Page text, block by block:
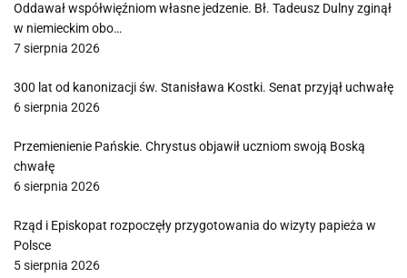
Oddawał współwięźniom własne jedzenie. Bł. Tadeusz Dulny zginął
w niemieckim obo…
7 sierpnia 2026
300 lat od kanonizacji św. Stanisława Kostki. Senat przyjął uchwałę
6 sierpnia 2026
Przemienienie Pańskie. Chrystus objawił uczniom swoją Boską
chwałę
6 sierpnia 2026
Rząd i Episkopat rozpoczęły przygotowania do wizyty papieża w
Polsce
5 sierpnia 2026